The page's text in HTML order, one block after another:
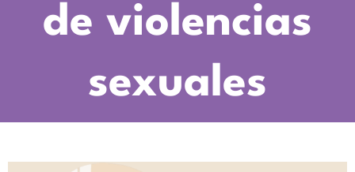
de violencias
sexuales